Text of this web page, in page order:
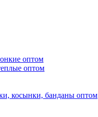
оптом
оптом
косынки, банданы оптом